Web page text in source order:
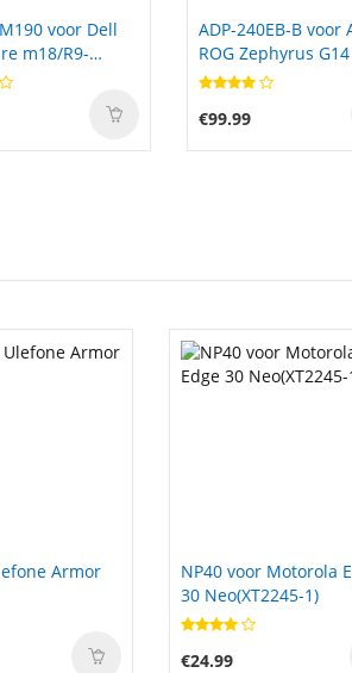
voor Dell
m18/R9-
ADP-240EB-B voor
ROG Zephyrus
2025 2024
€99.99
Edge
XB-2 voor Chcnav
X91GPS RTK
€40.99